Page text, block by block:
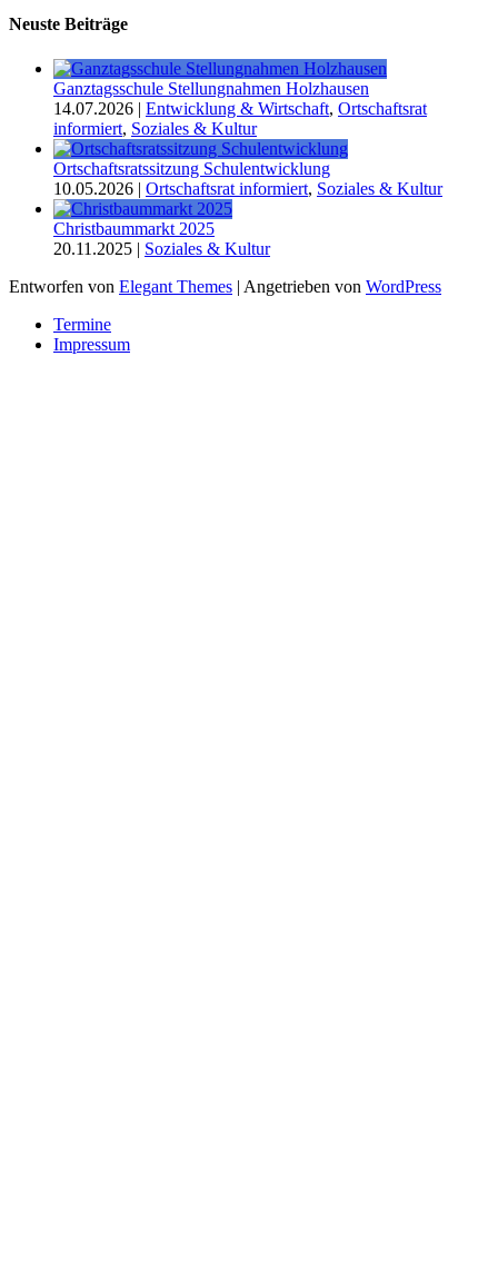
Neuste Beiträge
Ganztagsschule Stellungnahmen Holzhausen
14.07.2026 | Entwicklung & Wirtschaft, Ortschaftsrat
informiert, Soziales & Kultur
Ortschaftsratssitzung Schulentwicklung
10.05.2026 | Ortschaftsrat informiert, Soziales & Kultur
Christbaummarkt 2025
20.11.2025 | Soziales & Kultur
Entworfen von Elegant Themes | Angetrieben von WordPress
Termine
Impressum